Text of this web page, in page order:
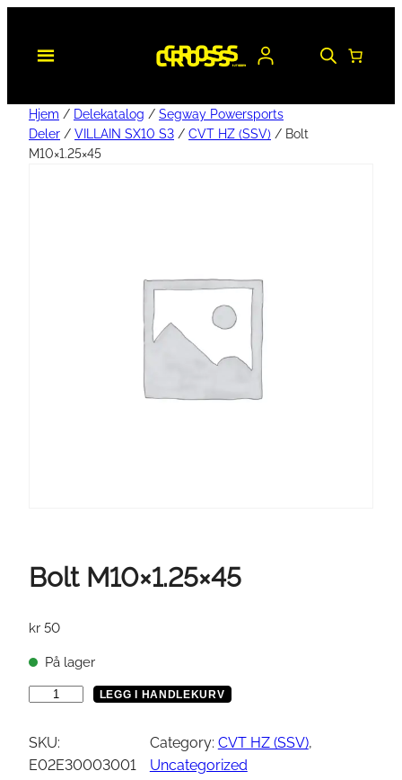
Hjem / Delekatalog / Segway Powersports
Deler / VILLAIN SX10 S3 / CVT HZ (SSV) / Bolt
M10×1.25×45
Bolt M10×1.25×45
kr 50
På lager
l
t
LEGG I HANDLEKURV
SKU:
E02E30003001
Category: CVT HZ (SSV)
Uncategorized